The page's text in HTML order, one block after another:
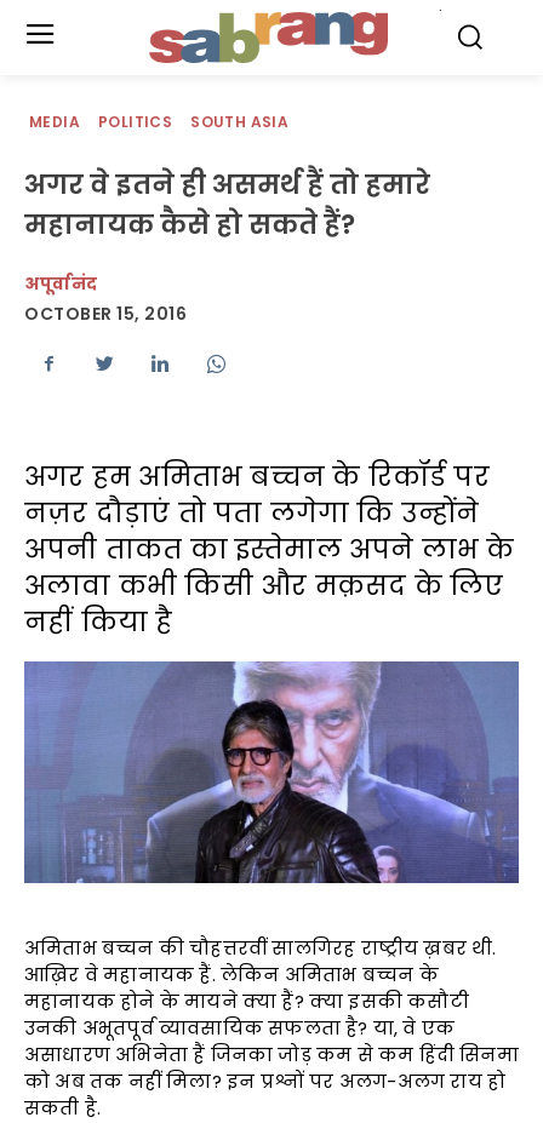
MEDIA POLITICS SOUTH ASIA
अगर वे इतने ही असमर्थ हैं तो हमारे
महानायक कैसे हो सकते हैं?
अपूर्वानंद
OCTOBER 15, 2016
अगर हम अमिताभ बच्चन के रिकॉर्ड पर
नज़र दौड़ाएं तो पता लगेगा कि उन्होंने
अपनी ताकत का इस्तेमाल अपने लाभ के
अलावा कभी किसी और मक़सद के लिए
नहीं किया है
अमिताभ बच्चन की चौहत्तरवीं सालगिरह राष्ट्रीय ख़बर थी.
आख़िर वे महानायक हैं. लेकिन अमिताभ बच्चन के
महानायक होने के मायने क्या हैं? क्या इसकी कसौटी
उनकी अभूतपूर्व व्यावसायिक सफलता है? या, वे एक
असाधारण अभिनेता हैं जिनका जोड़ कम से कम हिंदी सिनमा
को अब तक नहीं मिला? इन प्रश्नों पर अलग-अलग राय हो
सकती है.